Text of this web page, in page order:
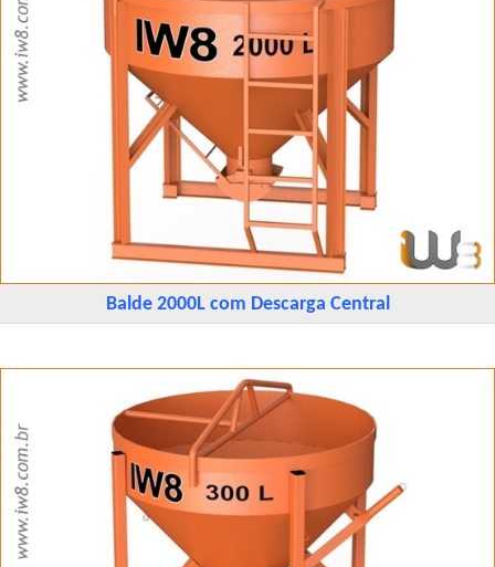
Balde 2000L com Descarga Central